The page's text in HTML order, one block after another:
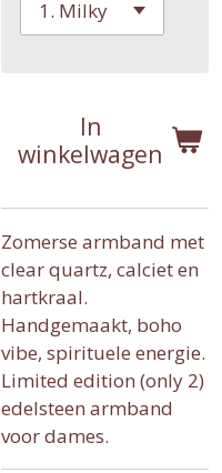
In
winkelwagen
Zomerse armband met
clear quartz, calciet en
hartkraal.
Handgemaakt, boho
vibe, spirituele energie.
Limited edition (only 2)
edelsteen armband
voor dames.